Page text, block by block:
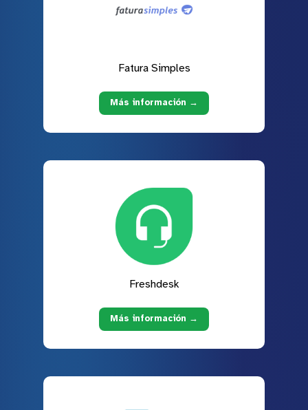
Fatura Simples
Más información →
Freshdesk
Más información →